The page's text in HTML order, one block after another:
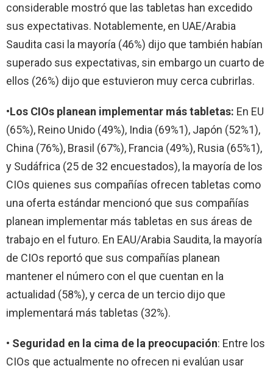
considerable mostró que las tabletas han excedido
sus expectativas. Notablemente, en UAE/Arabia
Saudita casi la mayoría (46%) dijo que también habían
superado sus expectativas, sin embargo un cuarto de
ellos (26%) dijo que estuvieron muy cerca cubrirlas.
•Los CIOs planean implementar más tabletas: En EU
(65%), Reino Unido (49%), India (69%1), Japón (52%1),
China (76%), Brasil (67%), Francia (49%), Rusia (65%1),
y Sudáfrica (25 de 32 encuestados), la mayoría de los
CIOs quienes sus compañías ofrecen tabletas como
una oferta estándar mencionó que sus compañías
planean implementar más tabletas en sus áreas de
trabajo en el futuro. En EAU/Arabia Saudita, la mayoría
de CIOs reportó que sus compañías planean
mantener el número con el que cuentan en la
actualidad (58%), y cerca de un tercio dijo que
implementará más tabletas (32%).
• Seguridad en la cima de la preocupación: Entre los
CIOs que actualmente no ofrecen ni evalúan usar